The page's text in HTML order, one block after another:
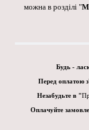
можна в розділі "
Будь -
Перед оплатою
Незабудьте в "
Оплачуйте